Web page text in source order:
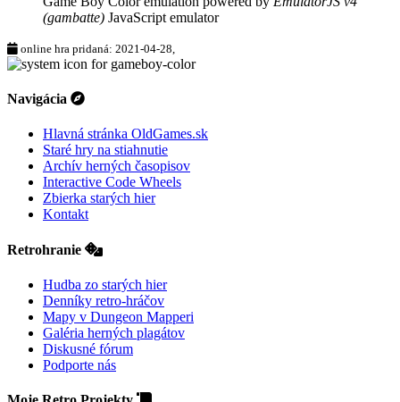
(gambatte) JavaScript emulator
online hra pridaná: 2021-04-28,
Navigácia
Hlavná stránka OldGames.sk
Staré hry na stiahnutie
Archív herných časopisov
Interactive Code Wheels
Zbierka starých hier
Kontakt
Retrohranie
Hudba zo starých hier
Denníky retro-hráčov
Mapy v Dungeon Mapperi
Galéria herných plagátov
Diskusné fórum
Podporte nás